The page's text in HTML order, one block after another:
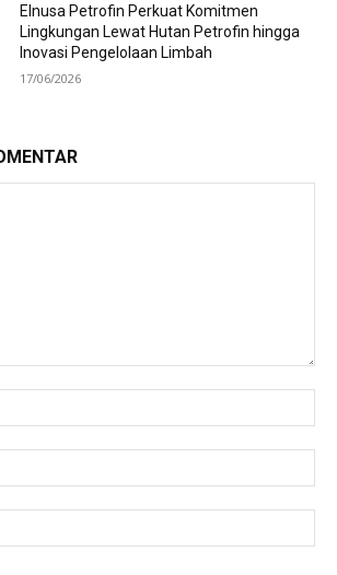
Elnusa Petrofin Perkuat Komitmen
Lingkungan Lewat Hutan Petrofin hingga
Inovasi Pengelolaan Limbah
17/06/2026